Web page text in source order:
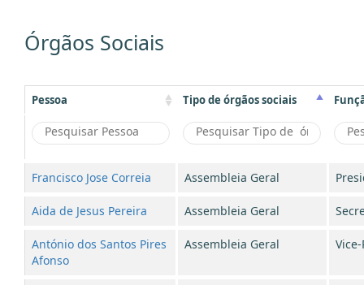
Órgãos Sociais
Pessoa Tipo de órgãos sociais
Francisco Jose Correia Assembleia Geral
Aida de Jesus Pereira Assembleia Geral
António dos Santos Pires
Afonso
Assembleia Geral